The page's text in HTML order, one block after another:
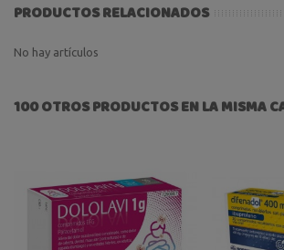
PRODUCTOS RELACIONADOS
No hay artículos
100 OTROS PRODUCTOS EN LA MISMA